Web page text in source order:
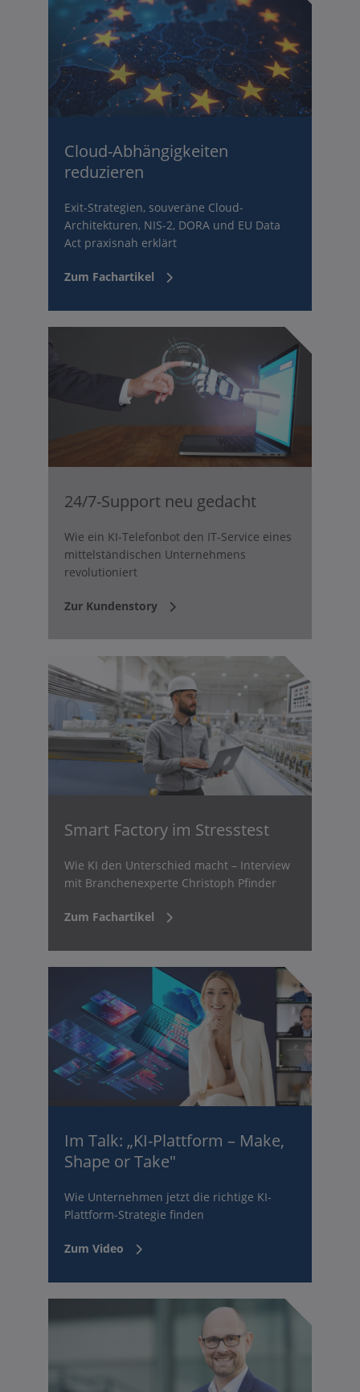
Cloud-Abhängigkeiten
reduzieren
Exit-Strategien, souveräne Cloud-
Architekturen, NIS-2, DORA und EU Data
Act praxisnah erklärt
Zum Fachartikel
24/7-Support neu gedacht
Wie ein KI-Telefonbot den IT-Service eines
mittelständischen Unternehmens
revolutioniert
Zur Kundenstory
Smart Factory im Stresstest
Wie KI den Unterschied macht – Interview
mit Branchenexperte Christoph Pfinder
Zum Fachartikel
Im Talk: „KI-Plattform – Make,
Shape or Take"
Wie Unternehmen jetzt die richtige KI-
Plattform-Strategie finden
Zum Video